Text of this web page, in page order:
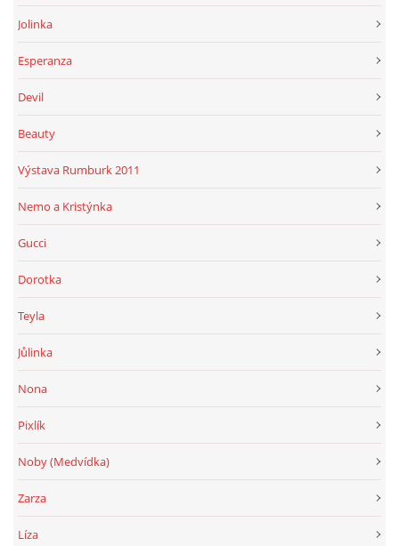
Jolinka
Esperanza
Devil
Beauty
Výstava Rumburk 2011
Nemo a Kristýnka
Gucci
Dorotka
Teyla
Jůlinka
Nona
Pixlík
Noby (Medvídka)
Zarza
Líza